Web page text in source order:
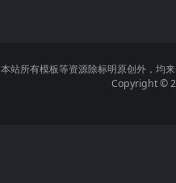
本站所有模板等资源除标明原创外，均
Copyright ©